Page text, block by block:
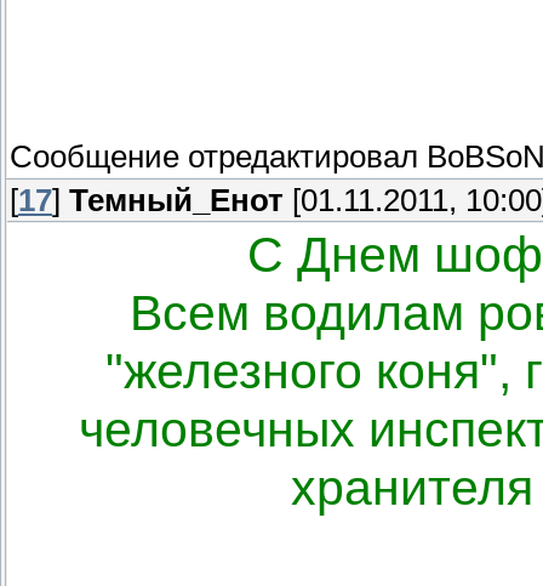
Сообщение отредактировал
[17] Темный_Енот [01.11.2011,
С Днем
Всем водилам
"железного
человечных